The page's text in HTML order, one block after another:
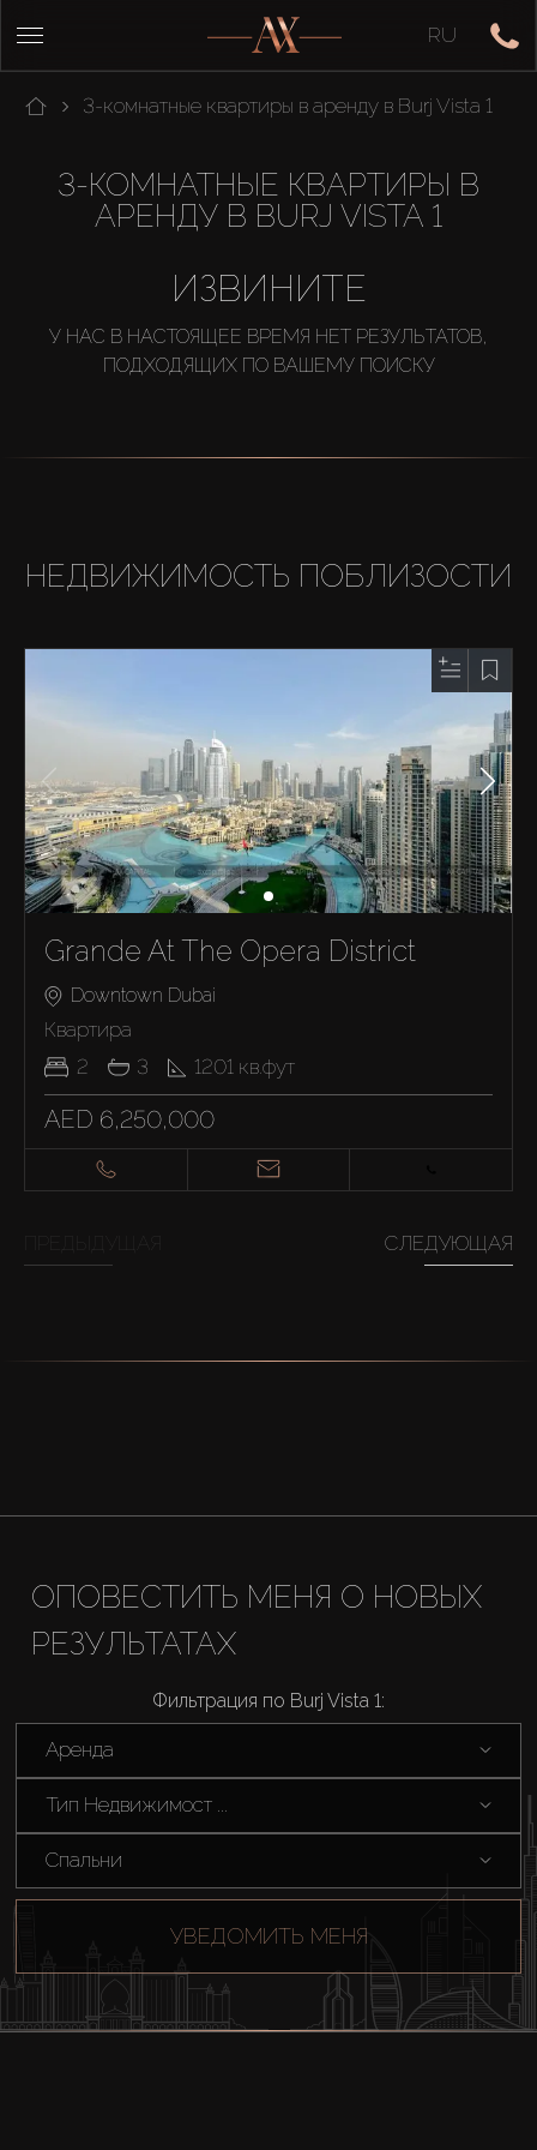
RU
3-комнатные квартиры в аренду в Burj Vista 1
3-КОМНАТНЫЕ КВАРТИРЫ В
АРЕНДУ В BURJ VISTA 1
ИЗВИНИТЕ
У НАС В НАСТОЯЩЕЕ ВРЕМЯ НЕТ РЕЗУЛЬТАТОВ,
ПОДХОДЯЩИХ ПО ВАШЕМУ ПОИСКУ
НЕДВИЖИМОСТЬ ПОБЛИЗОСТИ
Grande At The Opera District
Downtown Dubai
Квартира
2
3 1201 кв.фут
AED 6,250,000
СЛЕДУЮЩАЯ
ОПОВЕСТИТЬ МЕНЯ О НОВЫХ
РЕЗУЛЬТАТАХ
Фильтрация по Burj Vista 1:
Аренда
Тип Недвижимост ...
Спальни
УВЕДОМИТЬ МЕНЯ